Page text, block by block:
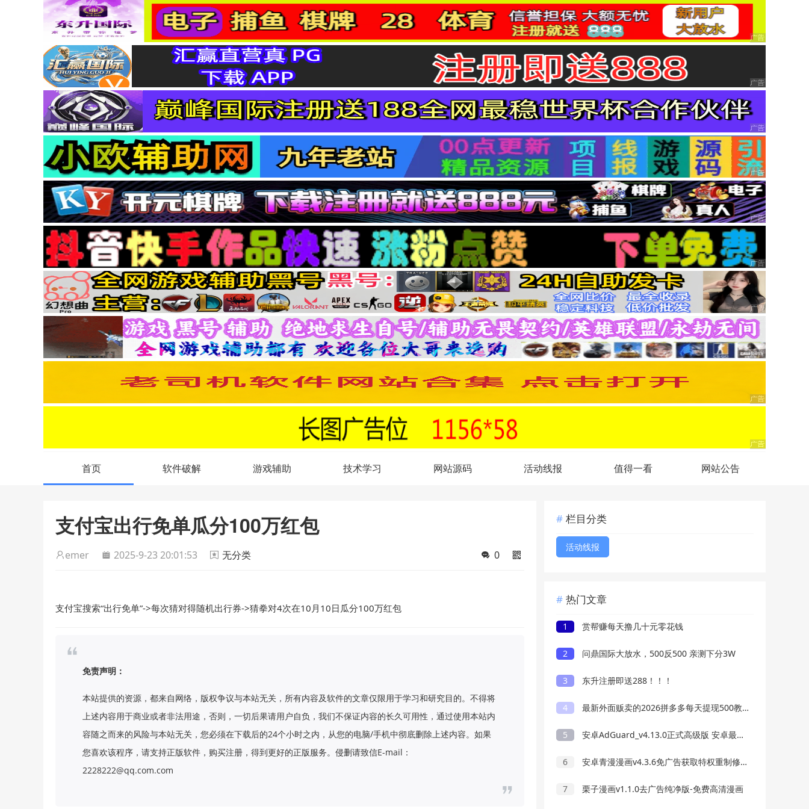
首页 软件破解 游戏辅助 技术学习 网站源码 活动线报 值得一看 网站公告
支付宝出行免单瓜分100万红包
emer 2025-9-23 20:01:53 无分类 0
支付宝搜索“出行免单”->每次猜对得随机出行券->猜拳对4次在10月10日瓜分100万红包
免责声明：
本站提供的资源，都来自网络，版权争议与本站无关，所有内容及软件的文章仅限用于学习和研究目的。不得将
上述内容用于商业或者非法用途，否则，一切后果请用户自负，我们不保证内容的长久可用性，通过使用本站内
容随之而来的风险与本站无关，您必须在下载后的24个小时之内，从您的电脑/手机中彻底删除上述内容。如果
您喜欢该程序，请支持正版软件，购买注册，得到更好的正版服务。侵删请致信E-mail：
2228222@qq.com.com
栏目分类
活动线报
热门文章
1 赏帮赚每天撸几十元零花钱
2 问鼎国际大放水，500反500 亲测下分3W
3 东升注册即送288！！！
4 最新外面贩卖的2026拼多多每天提现500教程来了
5 安卓AdGuard_v4.13.0正式高级版 安卓最好用的广告过滤器
6 安卓青漫漫画v4.3.6免广告获取特权重制修复版
7 栗子漫画v1.1.0去广告纯净版-免费高清漫画